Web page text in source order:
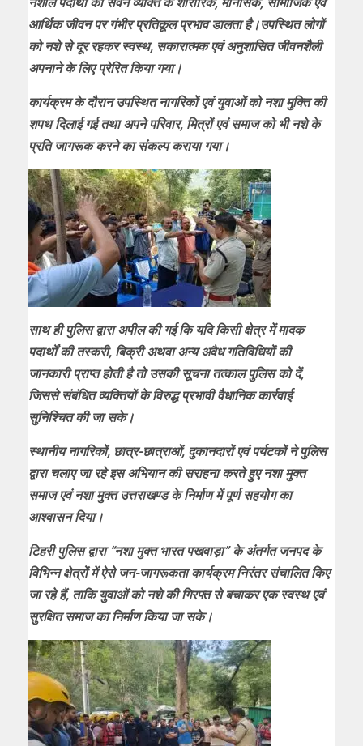
आर्थिक जीवन पर गंभीर प्रतिकूल प्रभाव डालता है।उपस्थित लोगों
को नशे से दूर रहकर स्वस्थ, सकारात्मक एवं अनुशासित जीवनशैली
अपनाने के लिए प्रेरित किया गया।
कार्यक्रम के दौरान उपस्थित नागरिकों एवं युवाओं को नशा मुक्ति की
शपथ दिलाई गई तथा अपने परिवार, मित्रों एवं समाज को भी नशे के
प्रति जागरूक करने का संकल्प कराया गया।
साथ ही पुलिस द्वारा अपील की गई कि यदि किसी क्षेत्र में मादक
पदार्थों की तस्करी, बिक्री अथवा अन्य अवैध गतिविधियों की
जानकारी प्राप्त होती है तो उसकी सूचना तत्काल पुलिस को दें,
जिससे संबंधित व्यक्तियों के विरुद्ध प्रभावी वैधानिक कार्रवाई
सुनिश्चित की जा सके।
स्थानीय नागरिकों, छात्र-छात्राओं, दुकानदारों एवं पर्यटकों ने पुलिस
द्वारा चलाए जा रहे इस अभियान की सराहना करते हुए नशा मुक्त
समाज एवं नशा मुक्त उत्तराखण्ड के निर्माण में पूर्ण सहयोग का
आश्वासन दिया।
टिहरी पुलिस द्वारा “नशा मुक्त भारत पखवाड़ा” के अंतर्गत जनपद के
विभिन्न क्षेत्रों में ऐसे जन-जागरूकता कार्यक्रम निरंतर संचालित किए
जा रहे हैं, ताकि युवाओं को नशे की गिरफ्त से बचाकर एक स्वस्थ एवं
सुरक्षित समाज का निर्माण किया जा सके।